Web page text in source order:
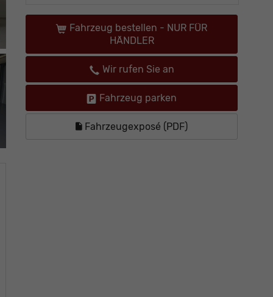
Fahrzeug bestellen - NUR FÜR
HÄNDLER
Wir rufen Sie an
Fahrzeug parken
Fahrzeugexposé (PDF)